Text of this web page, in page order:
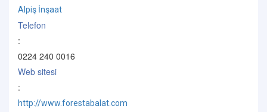
Alpiş İnşaat
Telefon
:
0224 240 0016
Web sitesi
:
http://www.forestabalat.com